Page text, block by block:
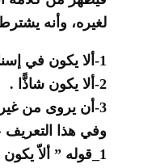
لغيره، وأنه
1-ألا يكون في إسناده من يُتَّهَم بالكذب.
2-ألا يكون شاذًّا .
3-أن يروى من غير وجه بنحوه .
وفي هذا
1_قوله ” ألاّ